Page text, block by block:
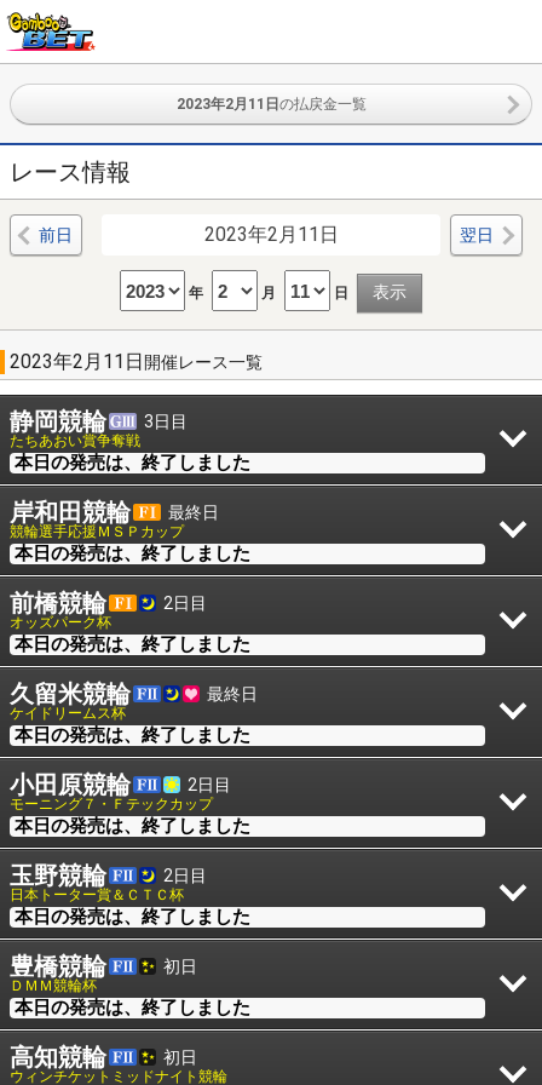
2023年2月11日 の払戻金一覧
レース情報
前日 2023年2月11日 翌日
年 月 日
2023年2月11日開催レース一覧
静岡競輪 3日目
たちあおい賞争奪戦
本日の発売は、終了しました
岸和田競輪 最終日
競輪選手応援ＭＳＰカップ
本日の発売は、終了しました
前橋競輪 2日目
オッズパーク杯
本日の発売は、終了しました
久留米競輪 最終日
ケイドリームス杯
本日の発売は、終了しました
小田原競輪 2日目
モーニング７・Ｆテックカップ
本日の発売は、終了しました
玉野競輪 2日目
日本トーター賞＆ＣＴＣ杯
本日の発売は、終了しました
豊橋競輪 初日
ＤＭＭ競輪杯
本日の発売は、終了しました
高知競輪 初日
ウィンチケットミッドナイト競輪